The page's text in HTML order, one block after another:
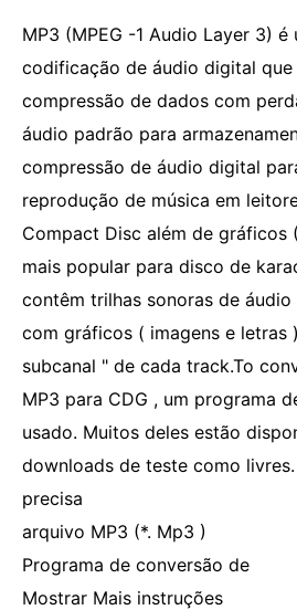
MP3 (MPEG -1 Audio Layer 3)
codificação de áudio digital
compressão de dados com
áudio padrão para
compressão de áudio digital
reprodução de música em
Compact Disc além de gráficos
mais popular para disco de
contêm trilhas sonoras de
com gráficos ( imagens e letras
subcanal " de cada track.To
MP3 para CDG , um programa
usado. Muitos deles estão
downloads de teste como
precisa
arquivo MP3 (*. Mp3 )
Programa de conversão de
Mostrar Mais instruções